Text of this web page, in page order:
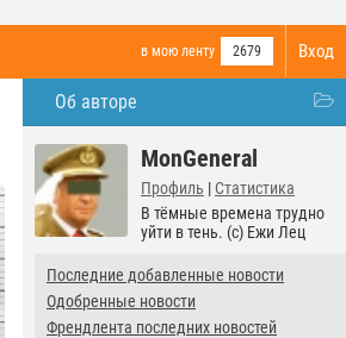
Вход
в мою ленту 2679
Об авторе
MonGeneral
Профиль | Статистика
В тёмные времена трудно
уйти в тень. (c) Ежи Лец
Последние добавленные новости
Одобренные новости
Френдлента последних новостей